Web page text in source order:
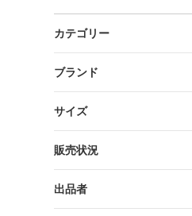
カテゴリー
ブランド
サイズ
販売状況
出品者